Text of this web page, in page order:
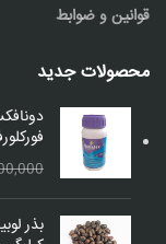
قوانین و ضوابط
محصولات جدید
بذر